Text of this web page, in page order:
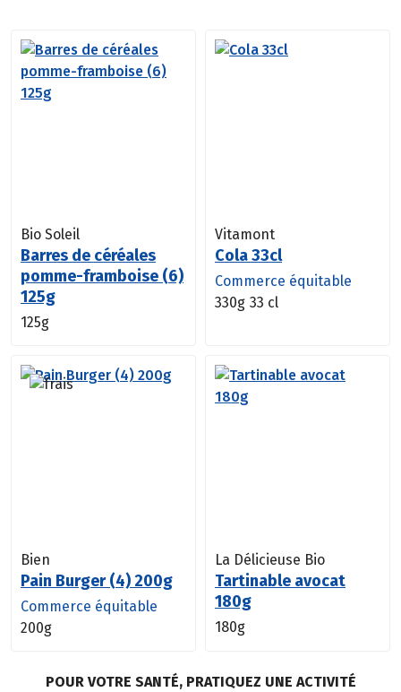
Bio Soleil
Barres de céréales
pomme-framboise (6)
125g
125g
Vitamont
Cola 33cl
Commerce équitable
330g 33 cl
Bien
Pain Burger (4) 200g
Commerce équitable
200g
La Délicieuse Bio
Tartinable avocat
180g
180g
POUR VOTRE SANTÉ, PRATIQUEZ UNE ACTIVITÉ